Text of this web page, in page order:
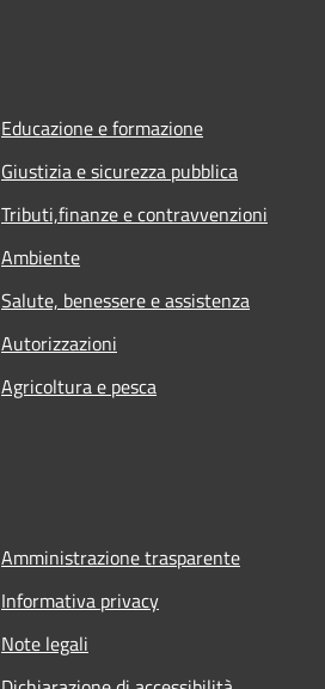
Educazione e formazione
Giustizia e sicurezza pubblica
Tributi,finanze e contravvenzioni
Ambiente
Salute, benessere e assistenza
Autorizzazioni
Agricoltura e pesca
Amministrazione trasparente
Informativa privacy
Note legali